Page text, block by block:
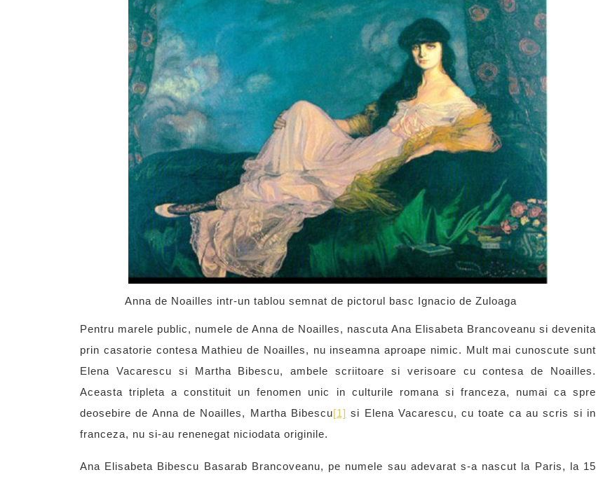
Anna de Noailles intr-un tablou semnat de pictorul basc Ignacio de Zuloaga
Pentru marele public, numele de Anna de Noailles, nascuta Ana Elisabeta Brancoveanu si devenita
prin casatorie contesa Mathieu de Noailles, nu inseamna aproape nimic. Mult mai cunoscute sunt
Elena Vacarescu si Martha Bibescu, ambele scriitoare si verisoare cu contesa de Noailles.
Aceasta tripleta a constituit un fenomen unic in culturile romana si franceza, numai ca spre
deosebire de Anna de Noailles, Martha Bibescu[1] si Elena Vacarescu, cu toate ca au scris si in
franceza, nu si-au renenegat niciodata originile.
Ana Elisabeta Bibescu Basarab Brancoveanu, pe numele sau adevarat s-a nascut la Paris, la 15